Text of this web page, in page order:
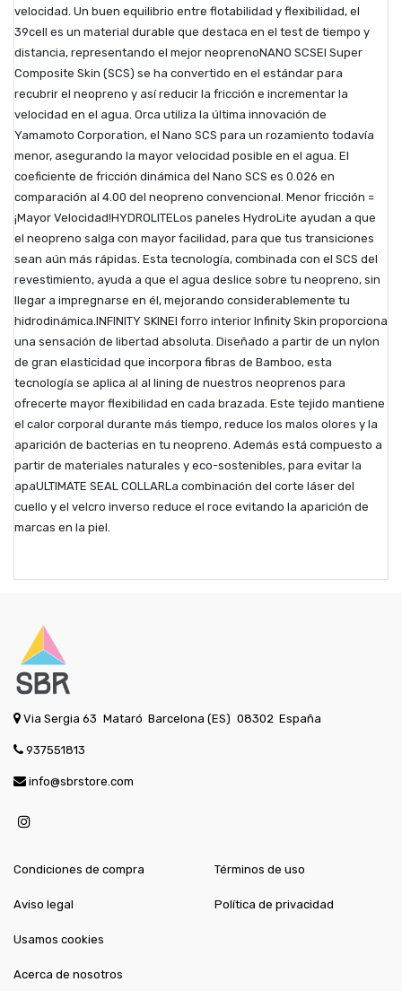
velocidad. Un buen equilibrio entre flotabilidad y flexibilidad, el
39cell es un material durable que destaca en el test de tiempo y
distancia, representando el mejor neoprenoNANO SCSEl Super
Composite Skin (SCS) se ha convertido en el estándar para
recubrir el neopreno y así reducir la fricción e incrementar la
velocidad en el agua. Orca utiliza la última innovación de
Yamamoto Corporation, el Nano SCS para un rozamiento todavía
menor, asegurando la mayor velocidad posible en el agua. El
coeficiente de fricción dinámica del Nano SCS es 0.026 en
comparación al 4.00 del neopreno convencional. Menor fricción =
¡Mayor Velocidad!HYDROLITELos paneles HydroLite ayudan a que
el neopreno salga con mayor facilidad, para que tus transiciones
sean aún más rápidas. Esta tecnología, combinada con el SCS del
revestimiento, ayuda a que el agua deslice sobre tu neopreno, sin
llegar a impregnarse en él, mejorando considerablemente tu
hidrodinámica.INFINITY SKINEl forro interior Infinity Skin proporciona
una sensación de libertad absoluta. Diseñado a partir de un nylon
de gran elasticidad que incorpora fibras de Bamboo, esta
tecnología se aplica al al lining de nuestros neoprenos para
ofrecerte mayor flexibilidad en cada brazada. Este tejido mantiene
el calor corporal durante más tiempo, reduce los malos olores y la
aparición de bacterias en tu neopreno. Además está compuesto a
partir de materiales naturales y eco-sostenibles, para evitar la
apaULTIMATE SEAL COLLARLa combinación del corte láser del
cuello y el velcro inverso reduce el roce evitando la aparición de
marcas en la piel.
Via Sergia 63 Mataró Barcelona (ES) 08302 España
937551813
info@sbrstore.com
Condiciones de compra
Aviso legal
Términos de uso
Política de privacidad
Usamos cookies
Acerca de nosotros